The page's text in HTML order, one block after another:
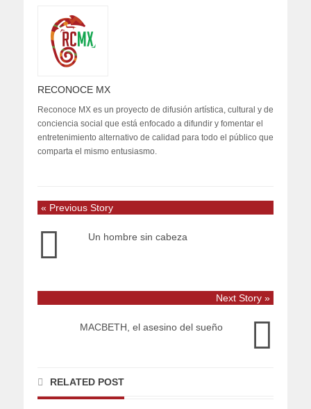
RECONOCE MX
Reconoce MX es un proyecto de difusión artística, cultural y de
conciencia social que está enfocado a difundir y fomentar el
entretenimiento alternativo de calidad para todo el público que
comparta el mismo entusiasmo.
« Previous Story
Un hombre sin cabeza
Next Story »
MACBETH, el asesino del sueño
RELATED POST